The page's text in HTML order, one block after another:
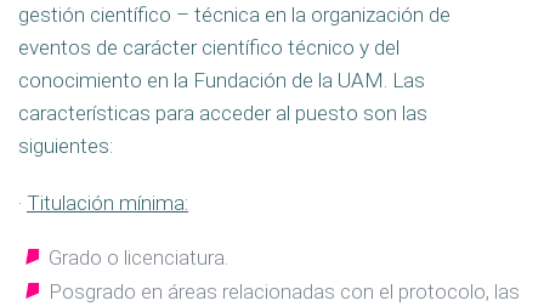
gestión científico – técnica en la organización de
eventos de carácter científico técnico y del
conocimiento en la Fundación de la UAM. Las
características para acceder al puesto son las
siguientes:
· Titulación mínima:
Grado o licenciatura.
Posgrado en áreas relacionadas con el protocolo, las